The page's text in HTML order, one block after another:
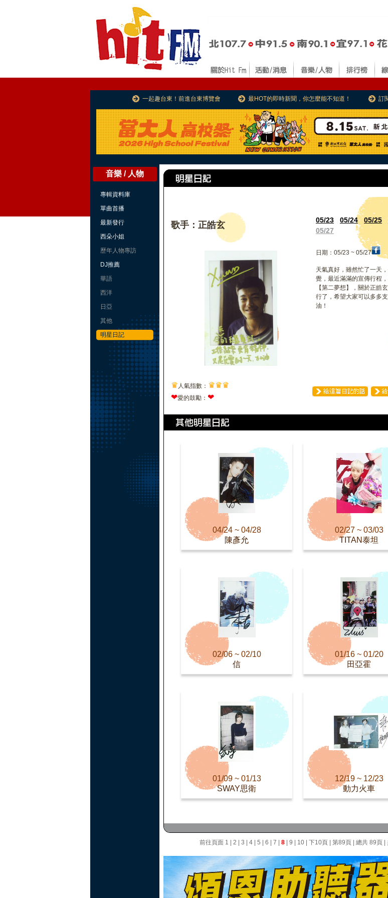
一起趣台東！前進台東博覽會 最HOT的即時新聞，你怎麼能不知道！ 訂
音樂 / 人物
專輯資料庫
單曲首播
最新發行
西朵小姐
歷年人物專訪
DJ推薦
華語
西洋
日亞
其他
明星日記
歌手：正皓玄 05/23 05/24 05/25
05/27
日期：05/23 ~ 05/27
天氣真好，雖然忙了一天
覺，最近滿滿的宣傳行程
【第二夢想】，關於正皓
行了，希望大家可以多多
油！
♛ 人氣指數： ♛♛♛
❤愛的鼓勵： ❤
04/24 ~ 04/28
陳彥允
02/27 ~ 03/03
TITAN泰坦
02/06 ~ 02/10
信
01/16 ~ 01/20
田亞霍
01/09 ~ 01/13
SWAY思衛
12/19 ~ 12/23
動力火車
前往頁面 1 2 3 4| 5 6 7 8| 9 10| 下10頁| 第89頁| 總共 89頁 |